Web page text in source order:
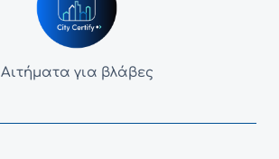
Αιτήματα για βλάβες